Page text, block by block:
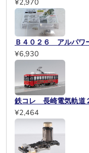
Ｂ４０２６ アルパワ
¥6,930
鉄コレ 長崎電気軌道
¥2,464